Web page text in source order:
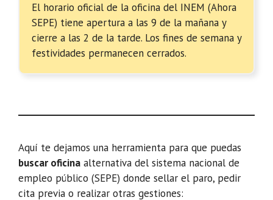
El horario oficial de la oficina del INEM (Ahora
SEPE) tiene apertura a las 9 de la mañana y
cierre a las 2 de la tarde. Los fines de semana y
festividades permanecen cerrados.
Aquí te dejamos una herramienta para que puedas
buscar oficina alternativa del sistema nacional de
empleo público (SEPE) donde sellar el paro, pedir
cita previa o realizar otras gestiones: